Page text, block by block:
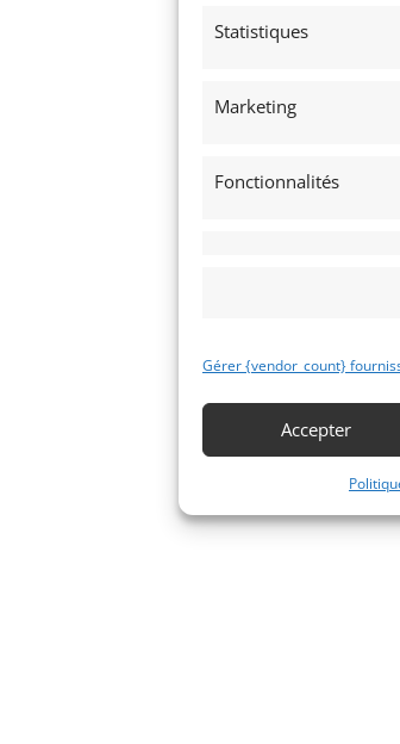
Statistiques
Marketing
Fonctionnalités
Gérer {vendor_count}
Accepter